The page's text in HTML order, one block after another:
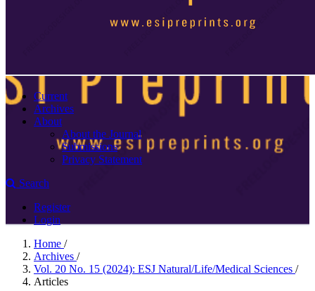
Current
Archives
About
About the Journal
Submissions
Privacy Statement
Search
Register
Login
Home /
Archives /
Vol. 20 No. 15 (2024): ESJ Natural/Life/Medical Sciences /
Articles